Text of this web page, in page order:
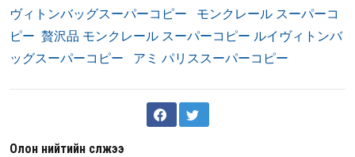
ヴィトンバッグスーパーコピー
モンクレール スーパーコ
ピー 贅沢品 モンクレール スーパーコピー ルイヴィトンバ
ッグスーパーコピー
アミ パリススーパーコピー
Олон нийтийн сүлжээ